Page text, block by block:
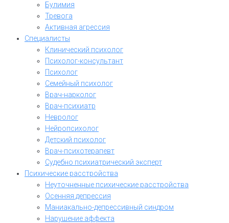
Булимия
Тревога
Активная агрессия
Специалисты
Клинический психолог
Психолог-консультант
Психолог
Семейный психолог
Врач-нарколог
Врач-психиатр
Невролог
Нейропсихолог
Детский психолог
Врач-психотерапевт
Судебно психиатрический эксперт
Психические расстройства
Неуточненные психические расстройства
Осенняя депрессия
Маниакально-депрессивный синдром
Нарушение аффекта